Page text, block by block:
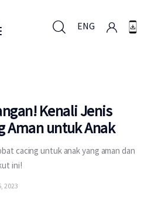
ENG
Kenali Jenis
Aman untuk Anak
cacing untuk anak yang aman dan
ini!
2023